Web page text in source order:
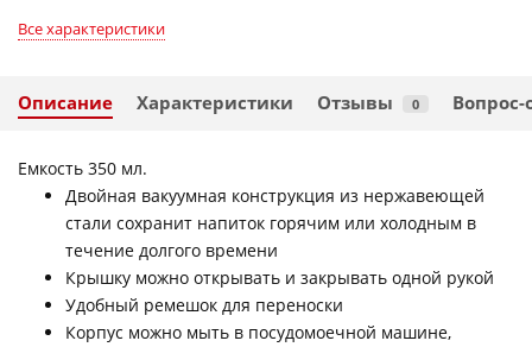
Все характеристики
Описание Характеристики Отзывы 0 Вопрос-
Емкость 350 мл.
Двойная вакуумная конструкция из нержавеющей
стали сохранит напиток горячим или холодным в
течение долгого времени
Крышку можно открывать и закрывать одной рукой
Удобный ремешок для переноски
Корпус можно мыть в посудомоечной машине,